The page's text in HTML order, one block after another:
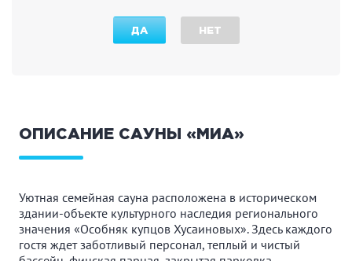
ОПИСАНИЕ САУНЫ «МИА»
Уютная семейная сауна расположена в историческом
здании-объекте культурного наследия регионального
значения «Особняк купцов Хусаиновых». Здесь каждого
гостя ждет заботливый персонал, теплый и чистый
ДА НЕТ